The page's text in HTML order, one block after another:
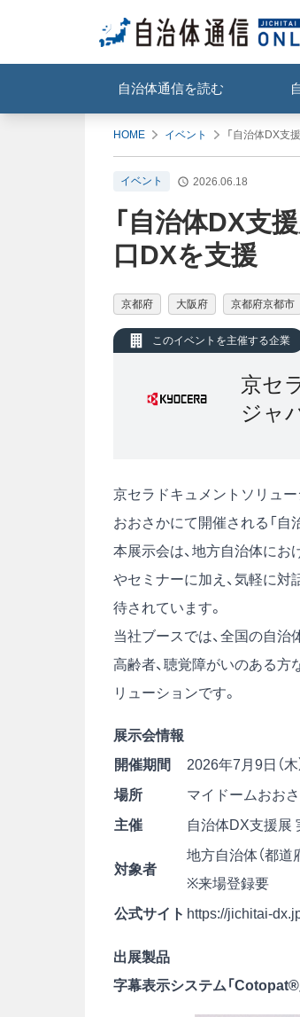
自治体通信を読む
HOME イベント 「自治体DX支
イベント 2026.06.18
「自治体DX支
口DXを支援
京都府 大阪府 京都府京都市
このイベントを主催する企業
京セ
ジャ
京セラドキュメントソリュー
おおさかにて開催される「自
本展示会は、地方自治体にお
やセミナーに加え、気軽に
待されています。
当社ブースでは、全国の自治
高齢者、聴覚障がいのある方
リューションです。
展示会情報
開催期間
2026年7月9日（
場所
マイドームおお
主催
自治体DX支援展
対象者
地方自治体（都道
※来場登録要
公式サイト https://jichitai-
出展製品
字幕表示システム「Cotopat®